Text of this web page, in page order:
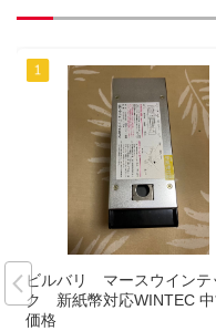
ビルバリ マースウインテ
ク 新紙幣対応WINTEC 中
価格